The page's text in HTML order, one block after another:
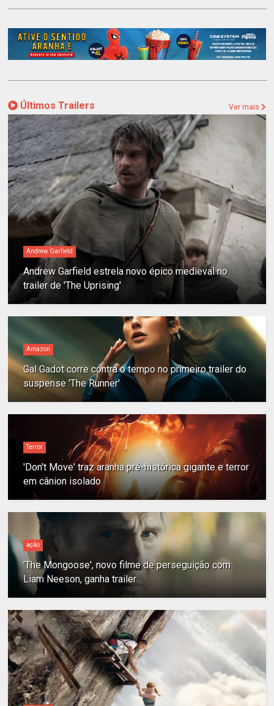
Últimos Trailers Ver mais
Andrew Garfield
Andrew Garfield estrela novo épico medieval no
trailer de 'The Uprising'
Amazon
Gal Gadot corre contra o tempo no primeiro trailer do
suspense 'The Runner'
Terror
'Don't Move' traz aranha pré-histórica gigante e terror
em cânion isolado
ação
'The Mongoose', novo filme de perseguição com
Liam Neeson, ganha trailer